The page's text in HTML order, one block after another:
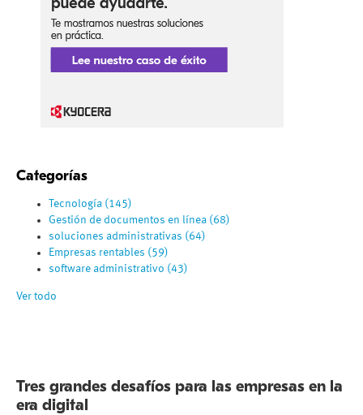
Categorías
Tecnología (145)
Gestión de documentos en línea (68)
soluciones administrativas (64)
Empresas rentables (59)
software administrativo (43)
Ver todo
Tres grandes desafíos para las empresas en la
era digital